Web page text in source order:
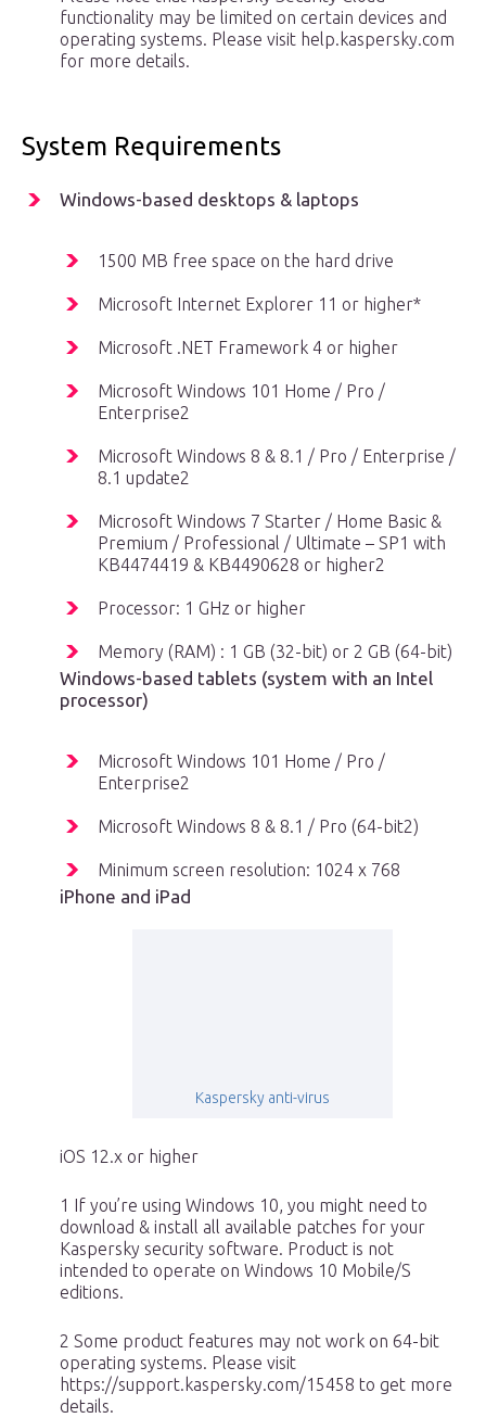
functionality may be limited on certain devices and
operating systems. Please visit help.kaspersky.com
for more details.
System Requirements
Windows-based desktops & laptops
1500 MB free space on the hard drive
Microsoft Internet Explorer 11 or higher*
Microsoft .NET Framework 4 or higher
Microsoft Windows 101 Home / Pro /
Enterprise2
Microsoft Windows 8 & 8.1 / Pro / Enterprise /
8.1 update2
Microsoft Windows 7 Starter / Home Basic &
Premium / Professional / Ultimate – SP1 with
KB4474419 & KB4490628 or higher2
Processor: 1 GHz or higher
Memory (RAM) : 1 GB (32-bit) or 2 GB (64-bit)
Windows-based tablets (system with an Intel
processor)
Microsoft Windows 101 Home / Pro /
Enterprise2
Microsoft Windows 8 & 8.1 / Pro (64-bit2)
Minimum screen resolution: 1024 x 768
iPhone and iPad
Kaspersky anti-virus
iOS 12.x or higher
1 If you’re using Windows 10, you might need to
download & install all available patches for your
Kaspersky security software. Product is not
intended to operate on Windows 10 Mobile/S
editions.
2 Some product features may not work on 64-bit
operating systems. Please visit
https://support.kaspersky.com/15458 to get more
details.